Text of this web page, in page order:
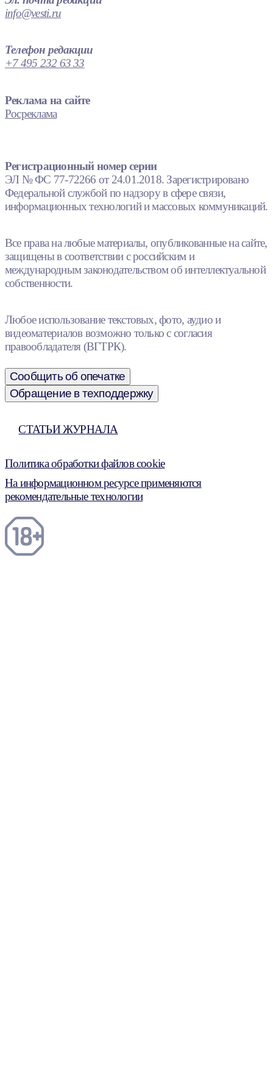
info@vesti.ru
Телефон редакции
+7 495 232 63 33
Реклама на сайте
Росреклама
Регистрационный номер серии
ЭЛ № ФС 77-72266 от 24.01.2018. Зарегистрировано
Федеральной службой по надзору в сфере связи,
информационных технологий и массовых коммуникаций.
Все права на любые материалы, опубликованные на сайте,
защищены в соответствии с российским и
международным законодательством об интеллектуальной
собственности.
Любое использование текстовых, фото, аудио и
видеоматериалов возможно только с согласия
правообладателя (ВГТРК).
Сообщить об опечатке
Обращение в техподдержку
СТАТЬИ ЖУРНАЛА
Политика обработки файлов cookie
На информационном ресурсе применяются
рекомендательные технологии